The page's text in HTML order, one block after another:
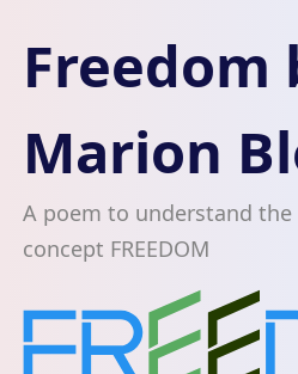
Freedom
Marion
A poem to understand
concept FREEDOM